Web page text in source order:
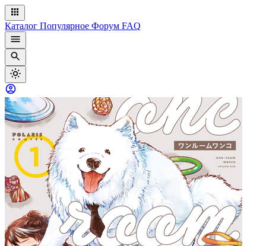
Каталог Популярное Форум FAQ